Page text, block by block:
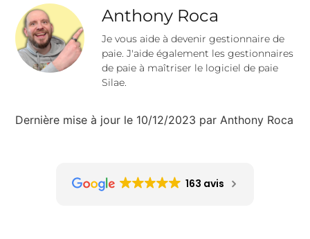
Anthony Roca
Je vous aide à devenir gestionnaire de
paie. J'aide également les gestionnaires
de paie à maîtriser le logiciel de paie
Silae.
Dernière mise à jour le 10/12/2023 par Anthony Roca
163 avis